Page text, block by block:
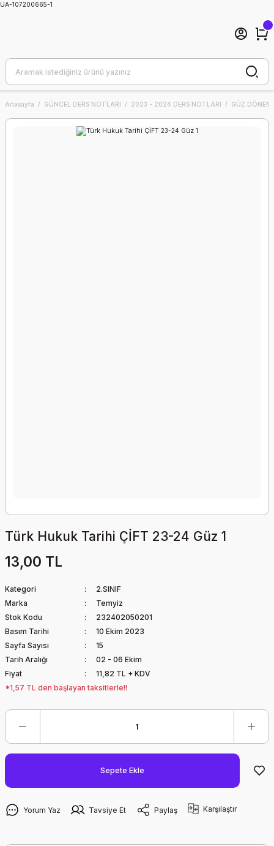
UA-107200665-1
Anasayfa GÜNCEL DERS NOTLARI 2023 - 2024 DERS NOTLARI GÜZ DÖNEMİ
Türk Hukuk Tarihi ÇİFT 23-24 Güz 1
13,00 TL
Kategori
2.SINIF
Marka
Temyiz
Stok Kodu
232402050201
Basım Tarihi
10 Ekim 2023
Sayfa Sayısı
15
Tarih Aralığı
02 - 06 Ekim
Fiyat
11,82 TL + KDV
*1,57 TL den başlayan taksitlerle!!
Sepete Ekle
Yorum Yaz Tavsiye Et Paylaş Karşılaştır